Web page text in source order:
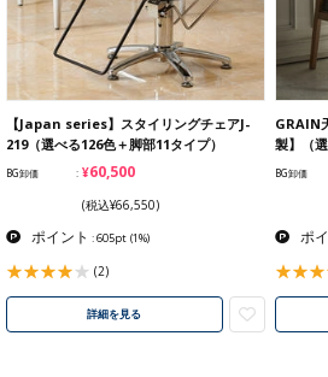
【Japan series】スタイリングチェアJ-
219（選べる126色＋脚部11タイプ）
BG卸価 ¥60,500
(税込¥66,550)
ポイント : 605pt (1%)
(2)
詳細を見る
GRAIN
製】（
BG卸価
ポ